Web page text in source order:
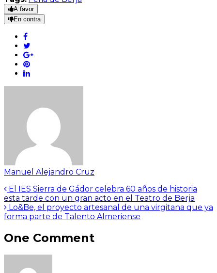
A favor
En contra
Manuel Alejandro Cruz
El IES Sierra de Gádor celebra 60 años de historia
esta tarde con un gran acto en el Teatro de Berja
Lo&Be, el proyecto artesanal de una virgitana que ya
forma parte de Talento Almeriense
One Comment